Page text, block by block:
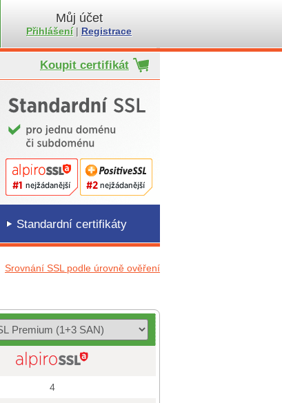
Můj účet
Přihlášení| Registrace
Koupit certifikát
Standardní certifikáty
Srovnání SSL podle úrovně ověření
4